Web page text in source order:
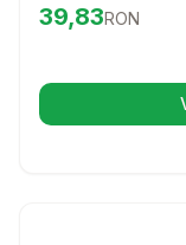
nutrienti si
Preț:39.83
39,83RON